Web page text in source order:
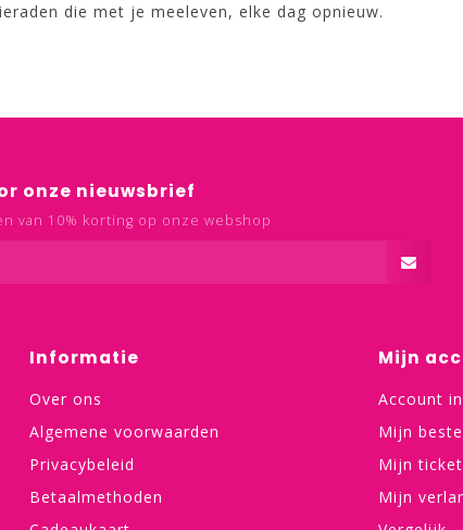
die met je meeleven, elke dag opnieuw.
onze nieuwsbrief
van 10% korting op onze webshop
Informatie
Over ons
Algemene voorwaarden
Privacybeleid
Betaalmethoden
Mijn
Account
Mijn
Mijn
Mijn